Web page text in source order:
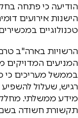
הודיעה כי פתחה
הישנות אירועים
טכנולוגיים
הרשויות בארה"ב
המניעים המדויקים
בממשל מעריכים כי
רגיש, שעלול
מידע ממשלתי.
תקשורת חשודה בשם